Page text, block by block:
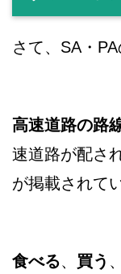
さて、SA・
高速道路の路
速道路が配さ
が掲載されて
食べる、 買う 、